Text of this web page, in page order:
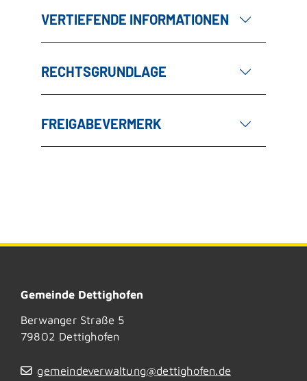
VERTIEFENDE INFORMATIONEN
RECHTSGRUNDLAGE
FREIGABEVERMERK
Gemeinde Dettighofen
Berwanger Straße 5
79802 Dettighofen
gemeindeverwaltung@dettighofen.de